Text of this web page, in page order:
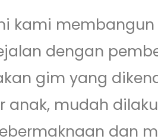
kami
dengan
gim yang
anak, mudah
dan